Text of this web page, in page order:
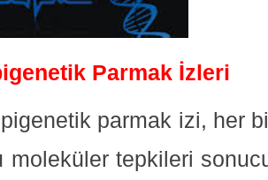
Parmak İzleri
parmak izi, her
moleküler tepkileri